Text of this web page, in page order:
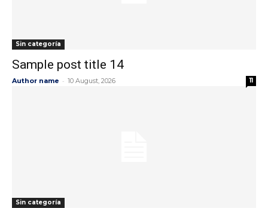
Sin categoría
Sample post title 14
Author name - 10 August, 2026 11
Sin categoría